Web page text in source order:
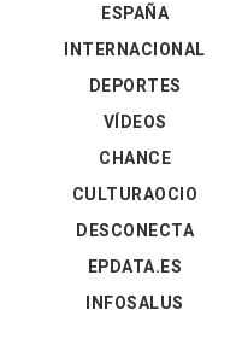
ESPAÑA
INTERNACIONAL
DEPORTES
VÍDEOS
CHANCE
CULTURAOCIO
DESCONECTA
EPDATA.ES
INFOSALUS